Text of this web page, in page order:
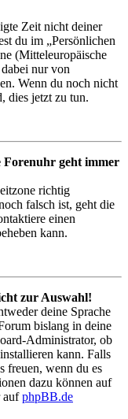
Zeit nicht deiner
du im „Persönlichen
(Mitteleuropäische
nur von
Wenn du noch nicht
dies jetzt zu tun.
Forenuhr geht immer
richtig
falsch ist, geht die
einen
kann.
zur Auswahl!
deine Sprache
bislang in deine
Administrator, ob
kann. Falls
freuen, wenn du es
dazu können auf
aufphpBB.de